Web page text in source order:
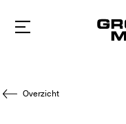
Naar
hoofdinhoud
Overzicht